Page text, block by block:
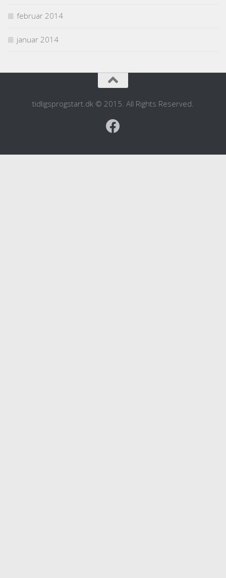
februar 2014
januar 2014
tidligsprogstart.dk © 2015. All Rights Reserved.